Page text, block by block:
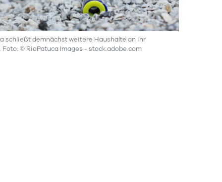
schließt demnächst weitere Haushalte an ihr
Foto: © RioPatuca Images - stock.adobe.com